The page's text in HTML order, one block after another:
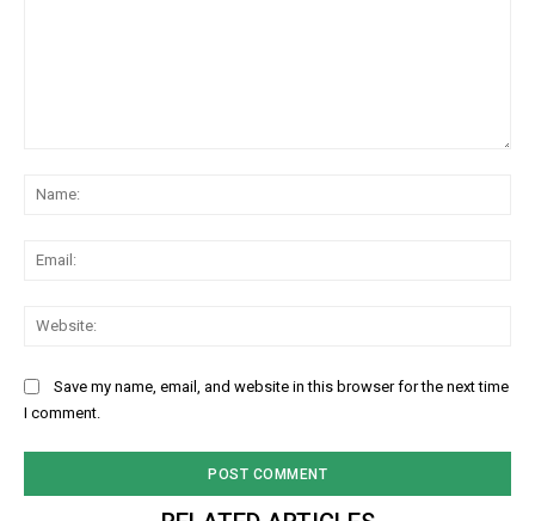
Save my name, email, and website in this browser for the next time
I comment.